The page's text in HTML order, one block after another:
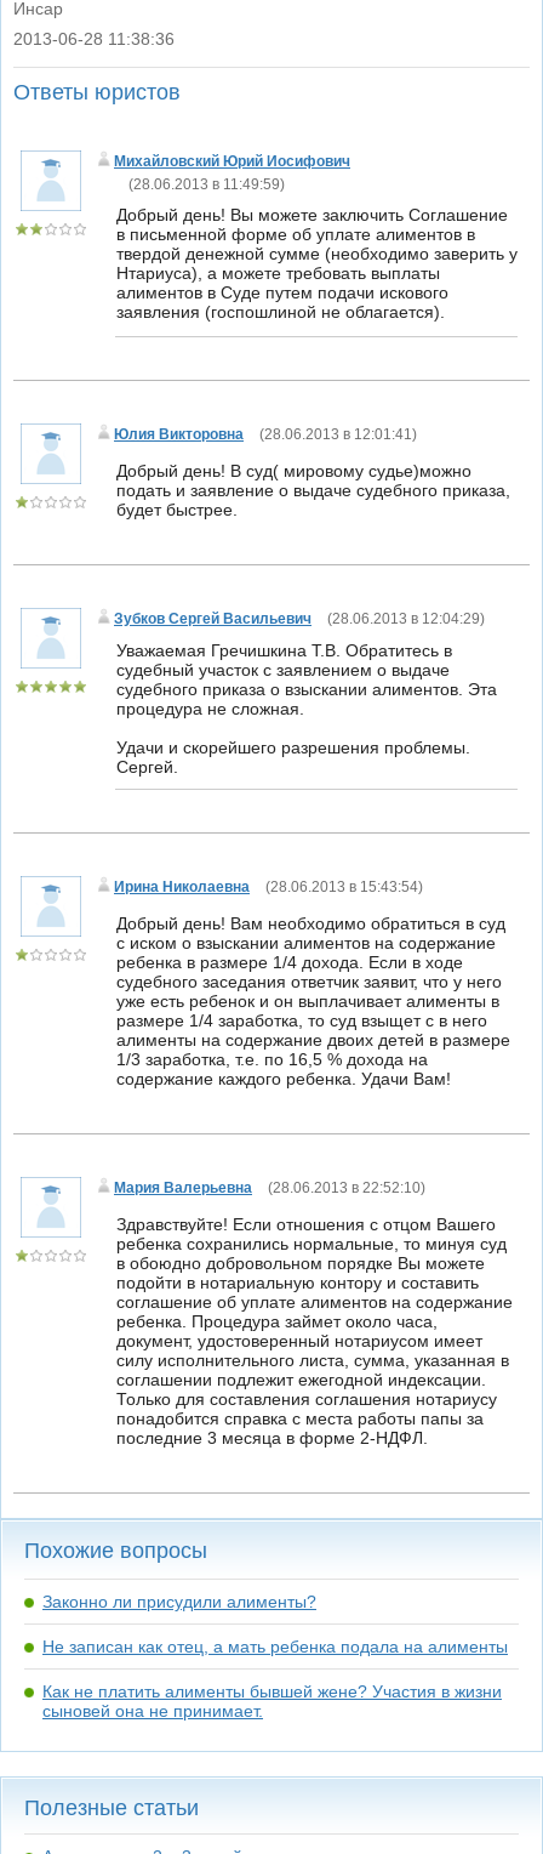
Инсар
|
2013-06-28 11:38:36
Ответы юристов
Михайловский Юрий Иосифович
(28.06.2013 в 11:49:59)
Добрый день! Вы можете заключить Соглашение
в письменной форме об уплате алиментов в
твердой денежной сумме (необходимо заверить у
Нтариуса), а можете требовать выплаты
алиментов в Суде путем подачи искового
заявления (госпошлиной не облагается).
Юлия Викторовна (28.06.2013 в 12:01:41)
Добрый день! В суд( мировому судье)можно
подать и заявление о выдаче судебного приказа,
будет быстрее.
Зубков Сергей Васильевич (28.06.2013 в 12:04:29)
Уважаемая Гречишкина Т.В. Обратитесь в
судебный участок с заявлением о выдаче
судебного приказа о взыскании алиментов. Эта
процедура не сложная.
Удачи и скорейшего разрешения проблемы.
Сергей.
Ирина Николаевна (28.06.2013 в 15:43:54)
Добрый день! Вам необходимо обратиться в суд
с иском о взыскании алиментов на содержание
ребенка в размере 1/4 дохода. Если в ходе
судебного заседания ответчик заявит, что у него
уже есть ребенок и он выплачивает алименты в
размере 1/4 заработка, то суд взыщет с в него
алименты на содержание двоих детей в размере
1/3 заработка, т.е. по 16,5 % дохода на
содержание каждого ребенка. Удачи Вам!
Мария Валерьевна (28.06.2013 в 22:52:10)
Здравствуйте! Если отношения с отцом Вашего
ребенка сохранились нормальные, то минуя суд
в обоюдно добровольном порядке Вы можете
подойти в нотариальную контору и составить
соглашение об уплате алиментов на содержание
ребенка. Процедура займет около часа,
документ, удостоверенный нотариусом имеет
силу исполнительного листа, сумма, указанная в
соглашении подлежит ежегодной индексации.
Только для составления соглашения нотариусу
понадобится справка с места работы папы за
последние 3 месяца в форме 2-НДФЛ.
Похожие вопросы
Законно ли присудили алименты?
Не записан как отец, а мать ребенка подала на алименты
Как не платить алименты бывшей жене? Участия в жизни
сыновей она не принимает.
Полезные статьи